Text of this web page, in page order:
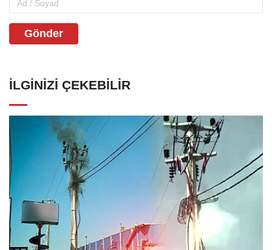
Gönder
İLGINIZI ÇEKEBILIR